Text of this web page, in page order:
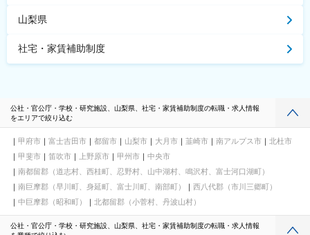
山梨県
社宅・家賃補助制度
公社・官公庁・学校・研究施設、山梨県、社宅・家賃補助制度の転職・求人情報
をエリアで絞り込む
甲府市 富士吉田市 都留市 山梨市 大月市 韮崎市 南アルプス市
北杜市
甲斐市
笛吹市 上野原市 甲州市
中央市
南都留郡（道志村、西桂町、忍野村、山中湖村、鳴沢村、富士河口湖町）
南巨摩郡（早川町、身延町、富士川町、南部町）
西八代郡（市川三郷町）
中巨摩郡（昭和町）
北都留郡（小菅村、丹波山村）
公社・官公庁・学校・研究施設、山梨県、社宅・家賃補助制度の転職・求人情報